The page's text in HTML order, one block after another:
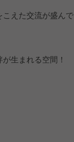
えた交流が盛んで
生まれる空間！